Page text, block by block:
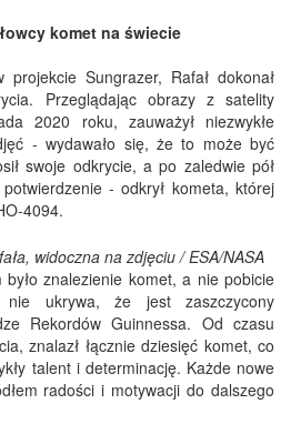
komet na świecie
Sungrazer, Rafał dokonał
Przeglądając obrazy z satelity
2020 roku, zauważył niezwykłe
- wydawało się, że to może być
swoje odkrycie, a po zaledwie pół
- odkrył kometa, której
4094.
widoczna na zdjęciu / ESA/NASA
znalezienie komet, a nie pobicie
nie ukrywa, że jest zaszczycony
Rekordów Guinnessa. Od czasu
znalazł łącznie dziesięć komet, co
talent i determinację. Każde nowe
radości i motywacji do dalszego